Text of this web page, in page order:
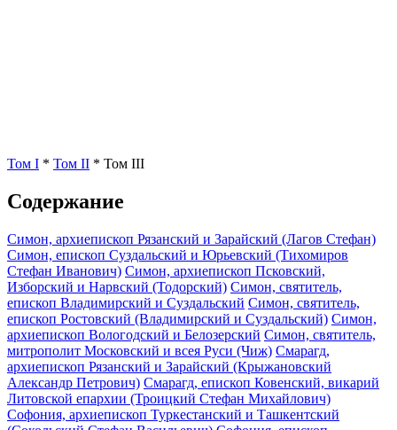
Том I * Том II * Том III
Содержание
Симон, архиепископ Рязанский и Зарайский (Лагов Стефан)
Симон, епископ Суздальский и Юрьевский (Тихомиров
Стефан Иванович) Симон, архиепископ Псковский,
Изборский и Нарвский (Тодорский) Симон, святитель,
епископ Владимирский и Суздальский Симон, святитель,
епископ Ростовский (Владимирский и Суздальский) Симон,
архиепископ Вологодский и Белозерский Симон, святитель,
митрополит Московский и всея Руси (Чиж) Смарагд,
архиепископ Рязанский и Зарайский (Крыжановский
Александр Петрович) Смарагд, епископ Ковенский, викарий
Литовской епархии (Троицкий Стефан Михайлович)
Софония, архиепископ Туркестанский и Ташкентский